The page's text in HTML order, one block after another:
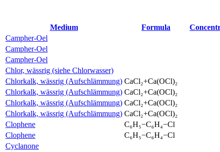
Medium Formula
Campher-Oel
Campher-Oel
Campher-Oel
Chlor, wässrig (siehe Chlorwasser)
Chlorkalk, wässrig (Aufschlämmung) CaCl₂+Ca(OCl)₂
Chlorkalk, wässrig (Aufschlämmung) CaCl₂+Ca(OCl)₂
Chlorkalk, wässrig (Aufschlämmung) CaCl₂+Ca(OCl)₂
Chlorkalk, wässrig (Aufschlämmung) CaCl₂+Ca(OCl)₂
Clophene
C₆H₅−C₆H₄−Cl
Clophene
C₆H₅−C₆H₄−Cl
Cyclanone